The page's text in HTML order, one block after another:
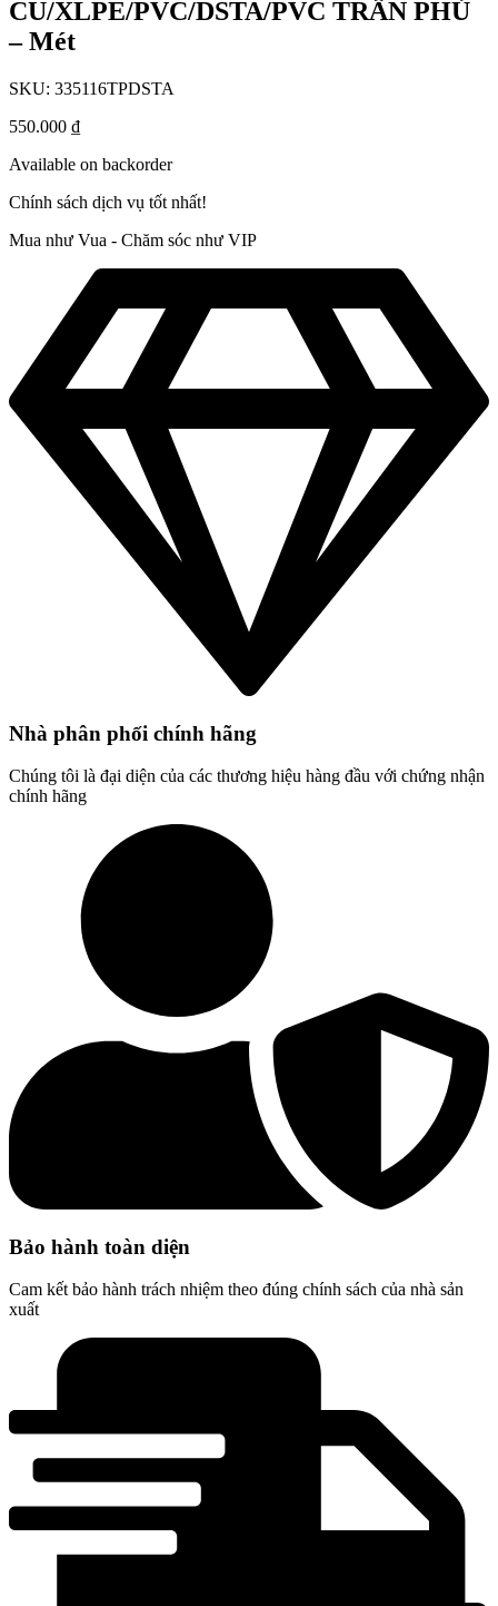
CU/XLPE/PVC/DSTA/PVC TRẦN PHÚ
– Mét
SKU: 335116TPDSTA
550.000 ₫
Available on backorder
Chính sách dịch vụ tốt nhất!
Mua như Vua - Chăm sóc như VIP
Nhà phân phối chính hãng
Chúng tôi là đại diện của các thương hiệu hàng đầu với chứng nhận
chính hãng
Bảo hành toàn diện
Cam kết bảo hành trách nhiệm theo đúng chính sách của nhà sản
xuất